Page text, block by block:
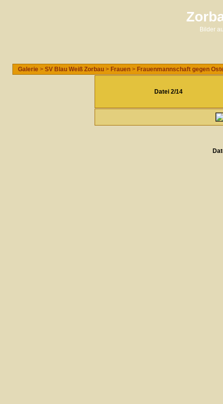
Bilder
Galerie > SV Blau Weiß Zorbau > Frauen > Frauenmannschaft gegen
Datei 2/14